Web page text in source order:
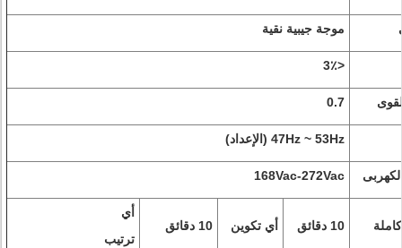
موجة جيبية نقية
<3٪
0.7
47Hz ~ 53Hz (الإعداد)
168Vac-272Vac
10 دقائق أي تكوين 10 دقائق
أي
ترتيب